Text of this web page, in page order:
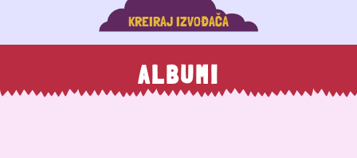
KREIRAJ IZVOĐAČA
ALBUMI